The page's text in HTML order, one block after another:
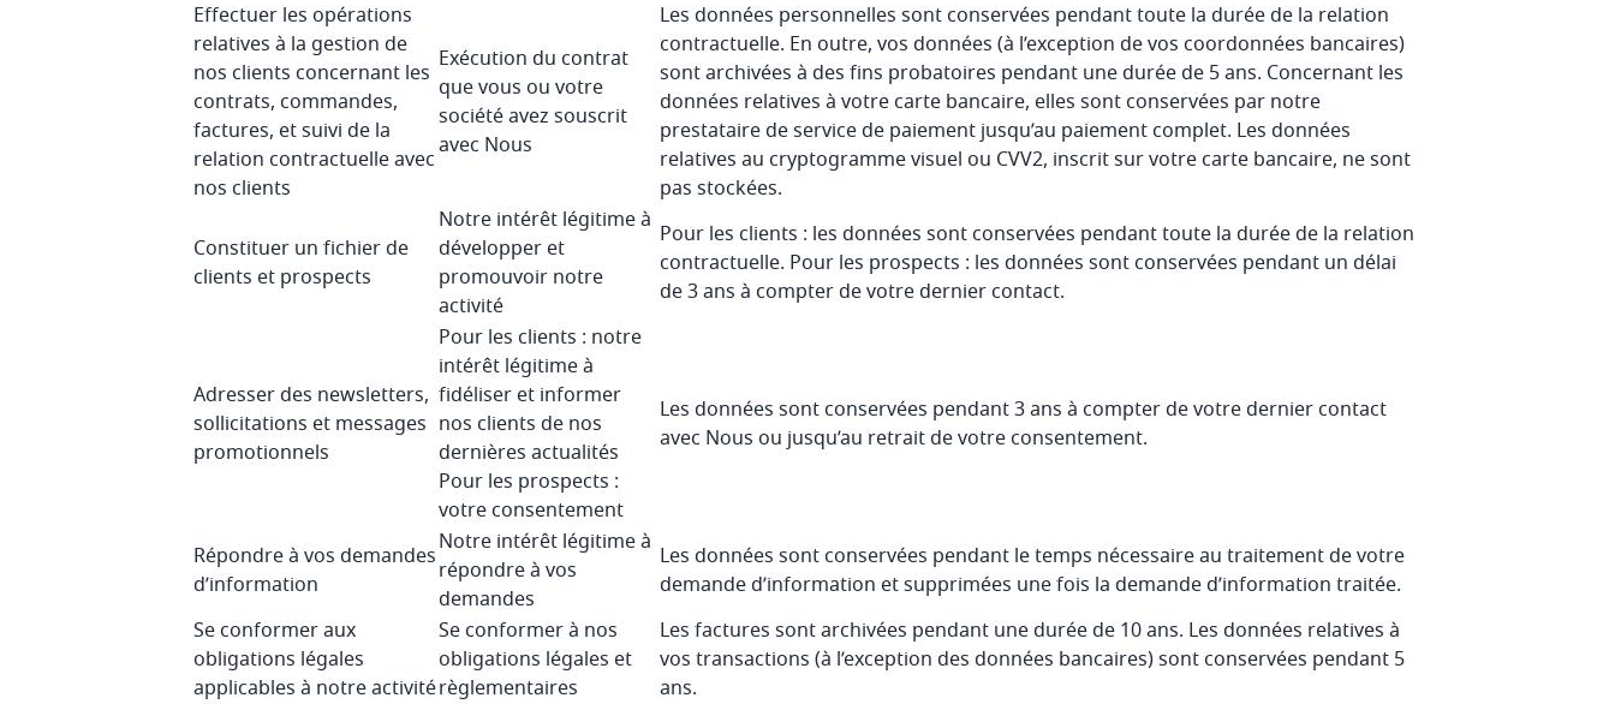
Effectuer les opérations
relatives à la gestion de
nos clients concernant les
contrats, commandes,
factures, et suivi de la
relation contractuelle avec
nos clients
Exécution du contrat
que vous ou votre
société avez souscrit
avec Nous
Les données personnelles sont conservées pendant toute la durée de la relation
contractuelle. En outre, vos données (à l’exception de vos coordonnées bancaires)
sont archivées à des fins probatoires pendant une durée de 5 ans. Concernant les
données relatives à votre carte bancaire, elles sont conservées par notre
prestataire de service de paiement jusqu’au paiement complet. Les données
relatives au cryptogramme visuel ou CVV2, inscrit sur votre carte bancaire, ne sont
pas stockées.
Constituer un fichier de
clients et prospects
Notre intérêt légitime à
développer et
promouvoir notre
activité
Pour les clients : les données sont conservées pendant toute la durée de la relation
contractuelle. Pour les prospects : les données sont conservées pendant un délai
de 3 ans à compter de votre dernier contact.
Adresser des newsletters,
sollicitations et messages
promotionnels
Pour les clients : notre
intérêt légitime à
fidéliser et informer
nos clients de nos
dernières actualités
Pour les prospects :
votre consentement
Les données sont conservées pendant 3 ans à compter de votre dernier contact
avec Nous ou jusqu’au retrait de votre consentement.
Répondre à vos demandes
d’information
Notre intérêt légitime à
répondre à vos
demandes
Les données sont conservées pendant le temps nécessaire au traitement de votre
demande d’information et supprimées une fois la demande d’information traitée.
Se conformer aux
obligations légales
applicables à notre activité
Se conformer à nos
obligations légales et
règlementaires
Les factures sont archivées pendant une durée de 10 ans. Les données relatives à
vos transactions (à l’exception des données bancaires) sont conservées pendant 5
ans.